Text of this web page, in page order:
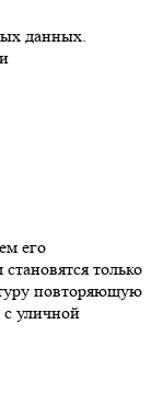
данных.
его
только
повторяющую
с уличной